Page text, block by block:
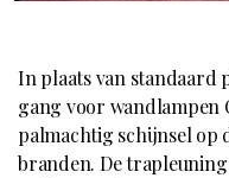
In plaats van standaard
gang voor wandlampen
palmachtig schijnsel op
branden. De